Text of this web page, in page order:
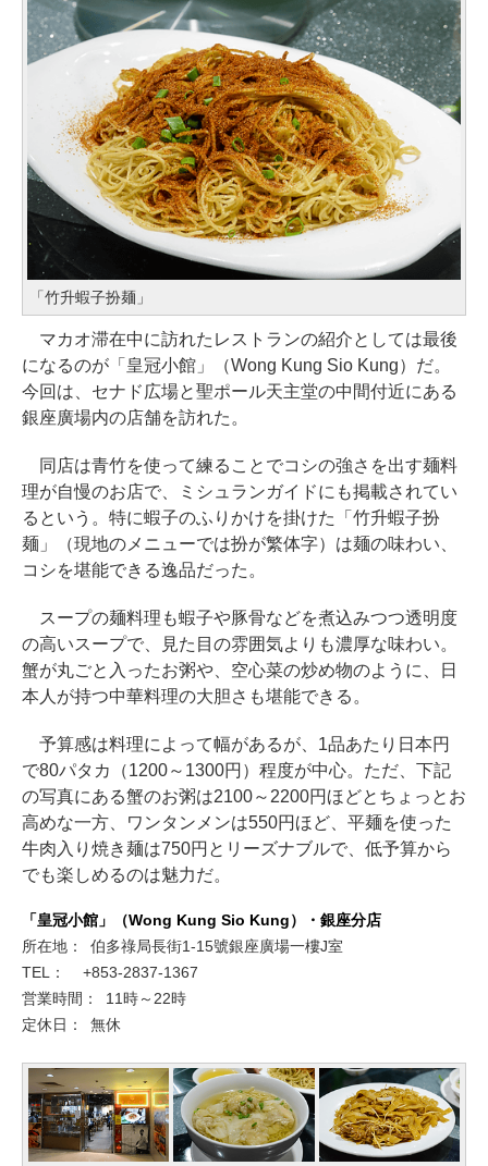
「竹升蝦子扮麺」
マカオ滞在中に訪れたレストランの紹介としては最後
になるのが「皇冠小館」（Wong Kung Sio Kung）だ。
今回は、セナド広場と聖ポール天主堂の中間付近にある
銀座廣場内の店舗を訪れた。
同店は青竹を使って練ることでコシの強さを出す麺料
理が自慢のお店で、ミシュランガイドにも掲載されてい
るという。特に蝦子のふりかけを掛けた「竹升蝦子扮
麺」（現地のメニューでは扮が繁体字）は麺の味わい、
コシを堪能できる逸品だった。
スープの麺料理も蝦子や豚骨などを煮込みつつ透明度
の高いスープで、見た目の雰囲気よりも濃厚な味わい。
蟹が丸ごと入ったお粥や、空心菜の炒め物のように、日
本人が持つ中華料理の大胆さも堪能できる。
予算感は料理によって幅があるが、1品あたり日本円
で80パタカ（1200～1300円）程度が中心。ただ、下記
の写真にある蟹のお粥は2100～2200円ほどとちょっとお
高めな一方、ワンタンメンは550円ほど、平麺を使った
牛肉入り焼き麺は750円とリーズナブルで、低予算から
でも楽しめるのは魅力だ。
「皇冠小館」（Wong Kung Sio Kung）・銀座分店
所在地：
伯多祿局長街1-15號銀座廣場一樓J室
TEL：
+853-2837-1367
営業時間：
11時～22時
定休日：
無休